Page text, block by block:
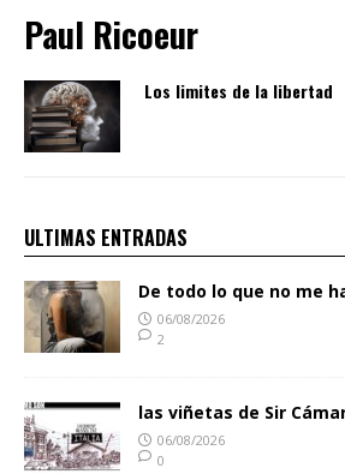
Paul Ricoeur
Los limites de la libertad
ULTIMAS ENTRADAS
De todo lo que no me
06/08/2026
2
las viñetas de Sir
06/08/2026
0